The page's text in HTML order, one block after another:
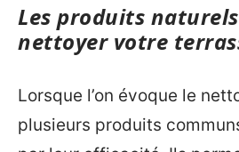
Les produits
nettoyer votre
Lorsque l’on évoque le
plusieurs produits